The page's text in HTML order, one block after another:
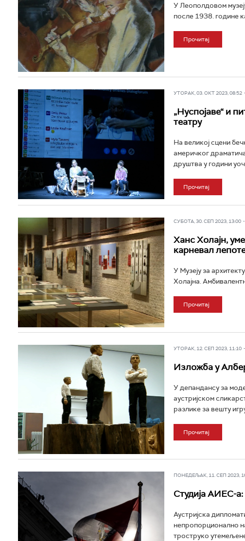
У Леополдовом
после 1938. године
Прочитај
УТОРАК, 03. ОКТ 2023, 08:52
„Нуспојаве“ и
театру
На великој сцени
америчког
друштва у години
Прочитај
СУБОТА, 30. СЕП 2023, 13:00 -
Ханс Холајн,
карневал
У Музеју за
Холајна.
Прочитај
УТОРАК, 12. СЕП 2023, 11:10
Изложба у
У депандансу за
аустријском
разлике за вешту
Прочитај
ПОНЕДЕЉАК, 11. СЕП 2023,
Студија АИЕС-а:
Аустријска
непропорционално
троструко